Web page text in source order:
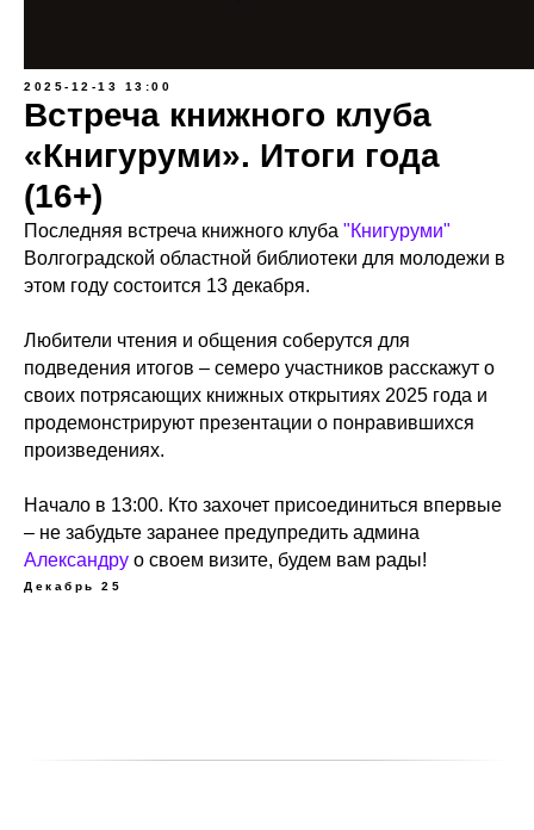
2025-12-13 13:00
Встреча книжного клуба
«Книгуруми». Итоги года
(16+)
Последняя встреча книжного клуба "Книгуруми"
Волгоградской областной библиотеки для молодежи в
этом году состоится 13 декабря.
Любители чтения и общения соберутся для
подведения итогов – семеро участников расскажут о
своих потрясающих книжных открытиях 2025 года и
продемонстрируют презентации о понравившихся
произведениях.
Начало в 13:00. Кто захочет присоединиться впервые
– не забудьте заранее предупредить админа
Александру о своем визите, будем вам рады!
Декабрь 25